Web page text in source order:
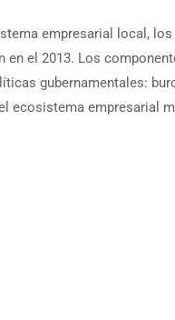
empresarial local,
en el 2013. Los
gubernamentales:
ecosistema empresarial